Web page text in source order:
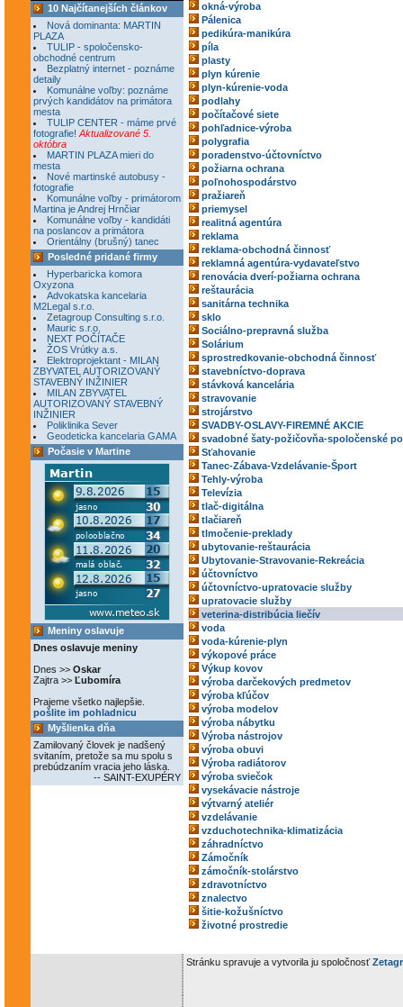
10 Najčítanejších článkov
Nová dominanta: MARTIN
PLAZA
TULIP - spoločensko-
obchodné centrum
Bezplatný internet - poznáme
detaily
Komunálne voľby: poznáme
prvých kandidátov na primátora
mesta
TULIP CENTER - máme prvé
fotografie! Aktualizované 5.
októbra
MARTIN PLAZA mieri do
mesta
Nové martinské autobusy -
fotografie
Komunálne voľby - primátorom
Martina je Andrej Hrnčiar
Komunálne voľby - kandidáti
na poslancov a primátora
Orientálny (brušný) tanec
Posledné pridané firmy
Hyperbaricka komora
Oxyzona
Advokatska kancelaria
M2Legal s.r.o.
Zetagroup Consulting s.r.o.
Mauric s.r.o.
NEXT POČÍTAČE
ŽOS Vrútky a.s.
Elektroprojektant - MILAN
ZBYVATEL AUTORIZOVANÝ
STAVEBNÝ INŽINIER
MILAN ZBYVATEL
AUTORIZOVANÝ STAVEBNÝ
INŽINIER
Poliklinika Sever
Geodeticka kancelaria GAMA
Počasie v Martine
Meniny oslavuje
Dnes oslavuje meniny
Dnes >> Oskar
Zajtra >> Ľubomíra
Prajeme všetko najlepšie.
pošlite im pohladnicu
Myšlienka dňa
Zamilovaný človek je nadšený
svitaním, pretože sa mu spolu s
prebúdzaním vracia jeho láska.
-- SAINT-EXUPÉRY
okná-výroba
Pálenica
pedikúra-manikúra
píla
plasty
plyn kúrenie
plyn-kúrenie-voda
podlahy
počítačové siete
pohľadnice-výroba
polygrafia
poradenstvo-účtovníctvo
požiarna ochrana
poľnohospodárstvo
pražiareň
priemysel
realitná agentúra
reklama
reklama-obchodná činnosť
reklamná agentúra-vydavateľstvo
renovácia dverí-požiarna ochrana
reštaurácia
sanitárna technika
sklo
Sociálno-prepravná služba
Solárium
sprostredkovanie-obchodná činnosť
stavebníctvo-doprava
stávková kancelária
stravovanie
strojárstvo
SVADBY-OSLAVY-FIREMNÉ AKCIE
svadobné šaty-požičovňa-spoločenské
Sťahovanie
Tanec-Zábava-Vzdelávanie-Šport
Tehly-výroba
Televízia
tlač-digitálna
tlačiareň
tlmočenie-preklady
ubytovanie-reštaurácia
Ubytovanie-Stravovanie-Rekreácia
účtovníctvo
účtovníctvo-upratovacie služby
upratovacie služby
veterina-distribúcia liečív
voda
voda-kúrenie-plyn
výkopové práce
Výkup kovov
výroba darčekových predmetov
výroba kľúčov
výroba modelov
výroba nábytku
Výroba nástrojov
výroba obuvi
Výroba radiátorov
výroba sviečok
vysekávacie nástroje
výtvarný ateliér
vzdelávanie
vzduchotechnika-klimatizácia
záhradníctvo
Zámočník
zámočník-stolárstvo
zdravotníctvo
znalectvo
šitie-kožušníctvo
životné prostredie
Stránku spravuje a vytvorila ju spoločnosť